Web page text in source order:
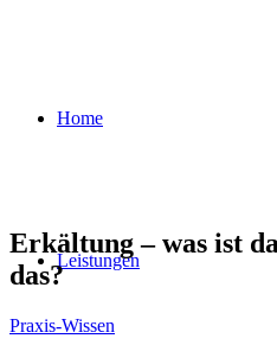
Home
Leistungen
Erkältung – was ist
das?
Praxis-Wissen